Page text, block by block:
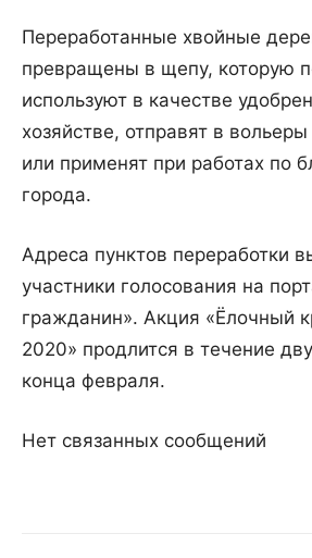
Переработанные хвойные
превращены в щепу, которую
используют в качестве
хозяйстве, отправят в
или применят при работах по
города.
Адреса пунктов переработки
участники голосования на
гражданин». Акция «Ёлочный
2020» продлится в течение
конца февраля.
Нет связанных сообщений